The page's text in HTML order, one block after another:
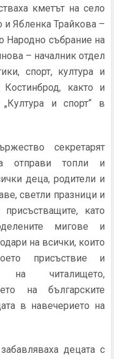
кметът на село
и Ябленка Трайкова –
Народно събрание на
– началник отдел
спорт, култура и
както и
и спорт“ в
секретарят
отправи топли и
деца, родители и
светли празници и
като
мигове и
на всички, които
присъствие и
на читалището,
на българските
в навечерието на
децата с